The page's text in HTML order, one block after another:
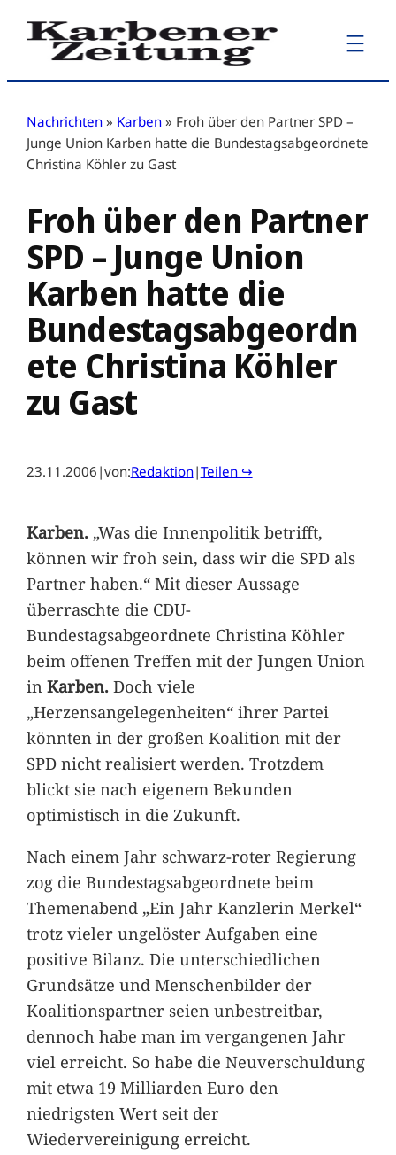
Zum
Inhalt
Nachrichten » Karben » Froh über den Partner SPD –
Junge Union Karben hatte die Bundestagsabgeordnete
Christina Köhler zu Gast
Froh über den Partner
SPD – Junge Union
Karben hatte die
Bundestagsabgeordn
ete Christina Köhler
zu Gast
23.11.2006 |von:Redaktion|Teilen ↪
Karben.„Was die Innenpolitik betrifft,
können wir froh sein, dass wir die SPD als
Partner haben.“ Mit dieser Aussage
überraschte die CDU-
Bundestagsabgeordnete Christina Köhler
beim offenen Treffen mit der Jungen Union
in Karben.Doch viele
„Herzensangelegenheiten“ ihrer Partei
könnten in der großen Koalition mit der
SPD nicht realisiert werden. Trotzdem
blickt sie nach eigenem Bekunden
optimistisch in die Zukunft.
Nach einem Jahr schwarz-roter Regierung
zog die Bundestagsabgeordnete beim
Themenabend „Ein Jahr Kanzlerin Merkel“
trotz vieler ungelöster Aufgaben eine
positive Bilanz. Die unterschiedlichen
Grundsätze und Menschenbilder der
Koalitionspartner seien unbestreitbar,
dennoch habe man im vergangenen Jahr
viel erreicht. So habe die Neuverschuldung
mit etwa 19 Milliarden Euro den
niedrigsten Wert seit der
Wiedervereinigung erreicht.